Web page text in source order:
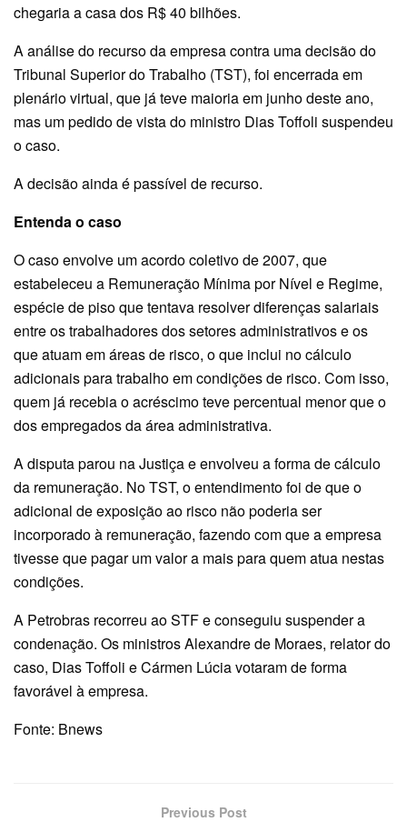
chegaria a casa dos R$ 40 bilhões.
A análise do recurso da empresa contra uma decisão do
Tribunal Superior do Trabalho (TST), foi encerrada em
plenário virtual, que já teve maioria em junho deste ano,
mas um pedido de vista do ministro Dias Toffoli suspendeu
o caso.
A decisão ainda é passível de recurso.
Entenda o caso
O caso envolve um acordo coletivo de 2007, que
estabeleceu a Remuneração Mínima por Nível e Regime,
espécie de piso que tentava resolver diferenças salariais
entre os trabalhadores dos setores administrativos e os
que atuam em áreas de risco, o que inclui no cálculo
adicionais para trabalho em condições de risco. Com isso,
quem já recebia o acréscimo teve percentual menor que o
dos empregados da área administrativa.
A disputa parou na Justiça e envolveu a forma de cálculo
da remuneração. No TST, o entendimento foi de que o
adicional de exposição ao risco não poderia ser
incorporado à remuneração, fazendo com que a empresa
tivesse que pagar um valor a mais para quem atua nestas
condições.
A Petrobras recorreu ao STF e conseguiu suspender a
condenação. Os ministros Alexandre de Moraes, relator do
caso, Dias Toffoli e Cármen Lúcia votaram de forma
favorável à empresa.
Fonte: Bnews
Previous Post